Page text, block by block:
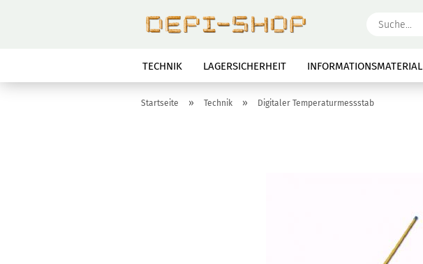
TECHNIK LAGERSICHERHEIT INFORMATIONSMATERIAL
Startseite » Technik » Digitaler Temperaturmessstab